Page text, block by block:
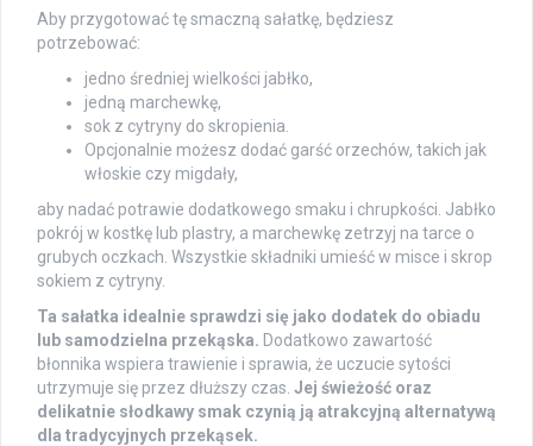
Aby przygotować tę smaczną sałatkę, będziesz
potrzebować:
jedno średniej wielkości jabłko,
jedną marchewkę,
sok z cytryny do skropienia.
Opcjonalnie możesz dodać garść orzechów, takich jak
włoskie czy migdały,
aby nadać potrawie dodatkowego smaku i chrupkości. Jabłko
pokrój w kostkę lub plastry, a marchewkę zetrzyj na tarce o
grubych oczkach. Wszystkie składniki umieść w misce i skrop
sokiem z cytryny.
Ta sałatka idealnie sprawdzi się jako dodatek do obiadu
lub samodzielna przekąska. Dodatkowo zawartość
błonnika wspiera trawienie i sprawia, że uczucie sytości
utrzymuje się przez dłuższy czas. Jej świeżość oraz
delikatnie słodkawy smak czynią ją atrakcyjną alternatywą
dla tradycyjnych przekąsek.